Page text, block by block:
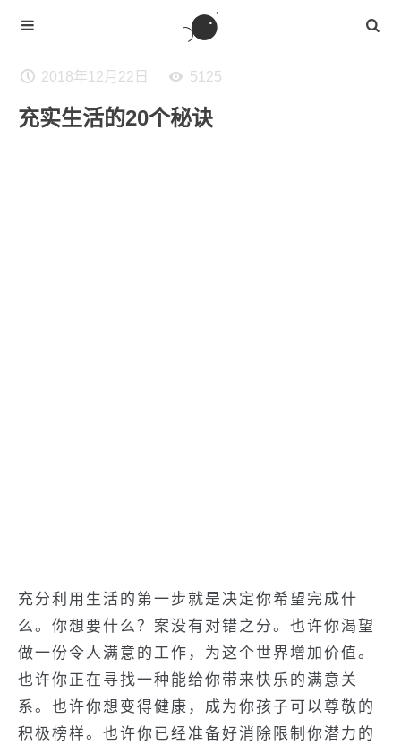
2018年12月22日 5125
充实生活的20个秘诀
充分利用生活的第一步就是决定你希望完成什
么。你想要什么？案没有对错之分。也许你渴望
做一份令人满意的工作，为这个世界增加价值。
也许你正在寻找一种能给你带来快乐的满意关
系。也许你想变得健康，成为你孩子可以尊敬的
积极榜样。也许你已经准备好消除限制你潜力的